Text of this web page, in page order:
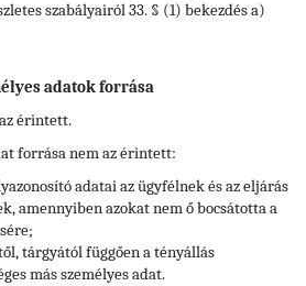
szabályairól 33. § (1) bekezdés a)
adatok forrása
érintett.
forrása nem az érintett:
adatai az ügyfélnek és az eljárás
amennyiben azokat nem ő bocsátotta a
tárgyától függően a tényállás
más személyes adat.